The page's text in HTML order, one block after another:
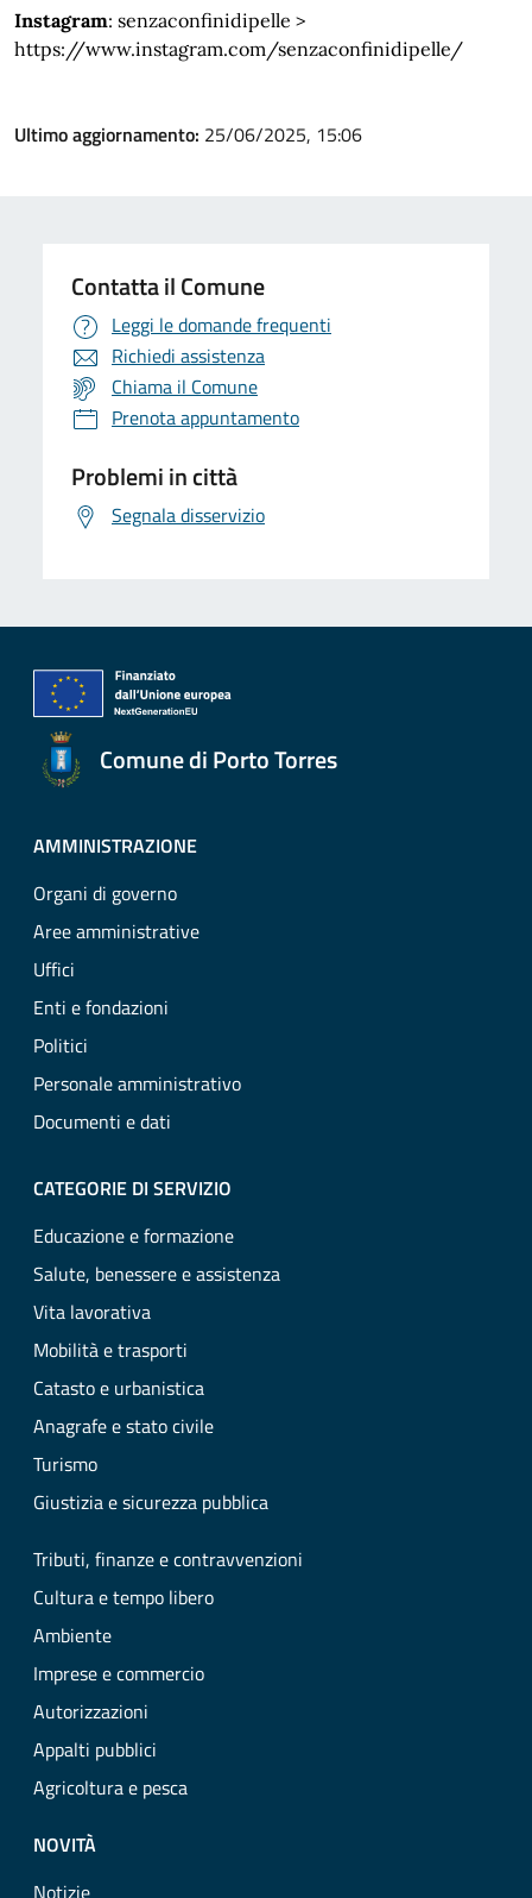
Instagram: senzaconfinidipelle >
https://www.instagram.com/senzaconfinidipelle/
Ultimo aggiornamento: 25/06/2025, 15:06
Contatta il Comune
Leggi le domande frequenti
Richiedi assistenza
Chiama il Comune
Prenota appuntamento
Problemi in città
Segnala disservizio
Comune di Porto Torres
AMMINISTRAZIONE
Organi di governo
Aree amministrative
Uffici
Enti e fondazioni
Politici
Personale amministrativo
Documenti e dati
CATEGORIE DI SERVIZIO
Educazione e formazione
Salute, benessere e assistenza
Vita lavorativa
Mobilità e trasporti
Catasto e urbanistica
Anagrafe e stato civile
Turismo
Giustizia e sicurezza pubblica
Tributi, finanze e contravvenzioni
Cultura e tempo libero
Ambiente
Imprese e commercio
Autorizzazioni
Appalti pubblici
Agricoltura e pesca
NOVITÀ